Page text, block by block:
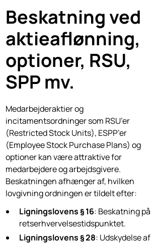
Beskatning ved
aktieaflønning,
optioner, RSU,
SPP mv.
Medarbejderaktier og
incitamentsordninger som RSU’er
(Restricted Stock Units), ESPP’er
(Employee Stock Purchase Plans) og
optioner kan være attraktive for
medarbejdere og arbejdsgivere.
Beskatningen afhænger af, hvilken
lovgivning ordningen er tildelt efter:
Ligningslovens § 16: Beskatning på
retserhvervelsestidspunktet.
Ligningslovens § 28: Udskydelse af